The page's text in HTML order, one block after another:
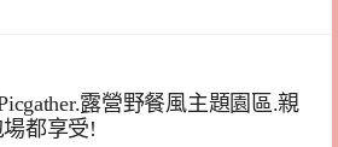
露營野餐風主題園區.親
都享受!